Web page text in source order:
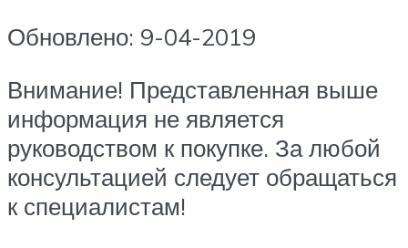
Обновлено: 9-04-2019
Внимание! Представленная выше
информация не является
руководством к покупке. За любой
консультацией следует обращаться
к специалистам!